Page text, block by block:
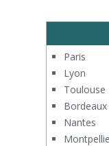
Paris
Lyon
Toulouse
Bordeaux
Nantes